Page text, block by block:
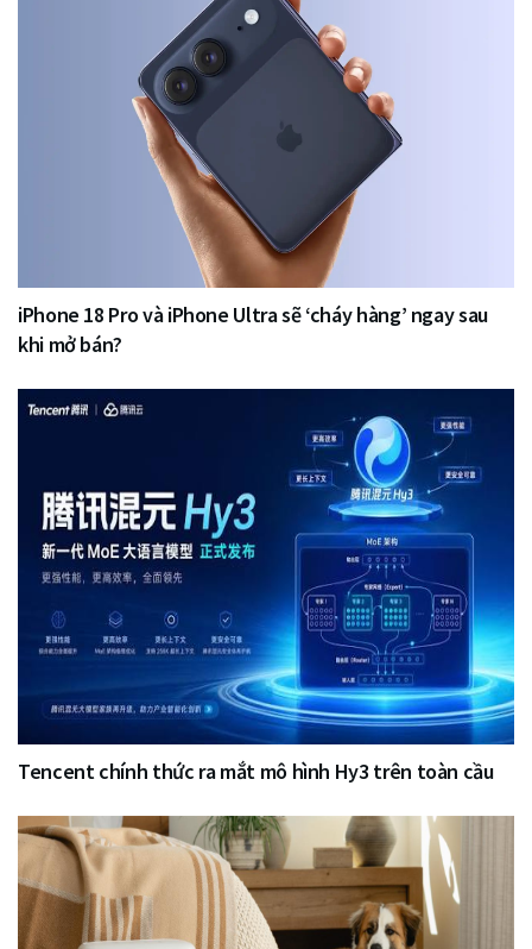
iPhone 18 Pro và iPhone Ultra sẽ ‘cháy hàng’ ngay sau
khi mở bán?
Tencent chính thức ra mắt mô hình Hy3 trên toàn cầu